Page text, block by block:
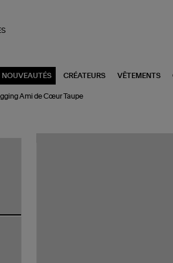
NOUVEAUTÉS CRÉATEURS VÊTEMENTS
Ami de Cœur Taupe